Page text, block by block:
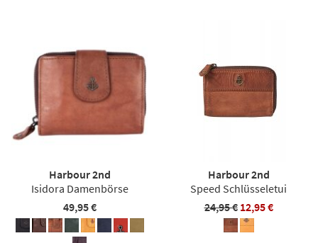
Harbour 2nd
Isidora Damenbörse
49,95 €
Harbour 2nd
Speed Schlüsseletui
24,95 € 12,95 €